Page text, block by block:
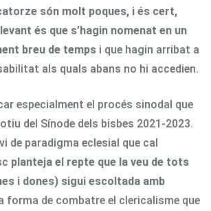
són molt poques, i és cert,
és que s’hagin nomenat en un
breu de temps i que hagin arribat a
als quals abans no hi accedien.
especialment el procés sinodal que
del Sínode dels bisbes 2021-2023.
de paradigma eclesial que cal
planteja el repte que la veu de tots
i dones) sigui escoltada amb
forma de combatre el clericalisme que